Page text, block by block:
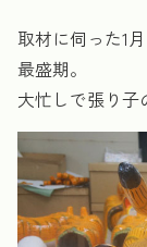
取材に伺った1
最盛期。
大忙しで張り子